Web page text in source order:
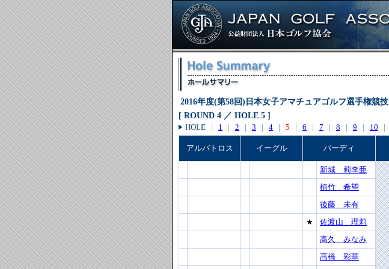
2016年度(第58回)日本女子アマチュアゴルフ選手権競技
[ ROUND 4 ／ HOLE 5 ]
HOLE
｜ 1 ｜ 2 ｜ 3 ｜ 4 ｜ 5 ｜ 6 ｜ 7 ｜ 8 ｜ 9 ｜ 10 ｜
アルバトロス イーグル バーディ
新城 莉李亜
植竹 希望
後藤 未有
★
佐渡山 理莉
髙久 みなみ
髙橋 彩華